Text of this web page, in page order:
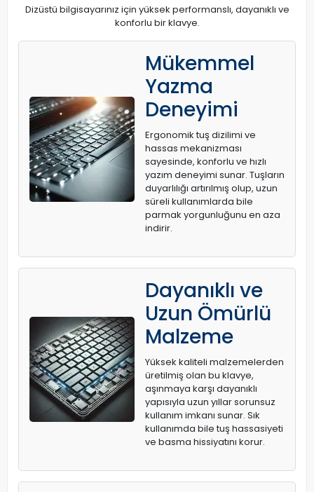
Dizüstü bilgisayarınız için yüksek performanslı, dayanıklı ve
konforlu bir klavye.
Mükemmel
Yazma
Deneyimi
Ergonomik tuş dizilimi ve
hassas mekanizması
sayesinde, konforlu ve hızlı
yazım deneyimi sunar. Tuşların
duyarlılığı artırılmış olup, uzun
süreli kullanımlarda bile
parmak yorgunluğunu en aza
indirir.
Dayanıklı ve
Uzun Ömürlü
Malzeme
Yüksek kaliteli malzemelerden
üretilmiş olan bu klavye,
aşınmaya karşı dayanıklı
yapısıyla uzun yıllar sorunsuz
kullanım imkanı sunar. Sık
kullanımda bile tuş hassasiyeti
ve basma hissiyatını korur.